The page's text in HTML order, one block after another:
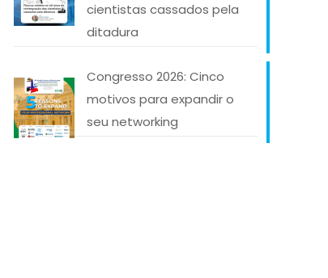
cientistas cassados pela
ditadura
Congresso 2026: Cinco
motivos para expandir o
seu networking